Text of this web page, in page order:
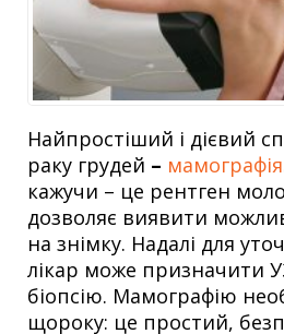
Найпростіший і дієвий
раку грудей – мамографія
кажучи – це рентген
дозволяє виявити
на знімку. Надалі для
лікар може призначити
біопсію. Мамографію
щороку: це простий,